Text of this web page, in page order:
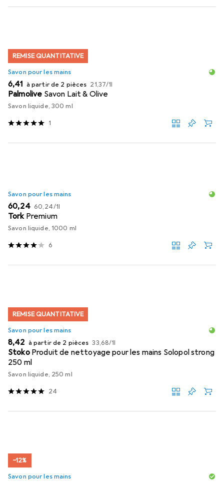
REMISE QUANTITATIVE
Savon pour les mains
EUR
6,41 à partir de 2 pièces EUR
21,37/1l
Palmolive Savon Lait & Olive
Savon liquide, 300 ml
1
Savon pour les mains
EUR
60,24 EUR
60,24/1l
Tork Premium
Savon liquide, 1000 ml
6
REMISE QUANTITATIVE
Savon pour les mains
EUR
8,42 à partir de 2 pièces EUR
33,68/1l
Stoko Produit de nettoyage pour les mains Solopol strong
250 ml
Savon liquide, 250 ml
24
−12%
Savon pour les mains